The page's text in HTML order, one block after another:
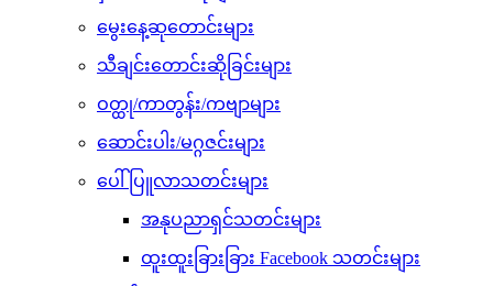
မွေးနေ့ဆုတောင်းများ
သီချင်းတောင်းဆိုခြင်းများ
ဝတ္ထု/ကာတွန်း/ကဗျာများ
ဆောင်းပါး/မဂ္ဂဇင်းများ
ပေါ်ပြူလာသတင်းများ
အနုပညာရှင်သတင်းများ
ထူးထူးခြားခြား Facebook သတင်းများ